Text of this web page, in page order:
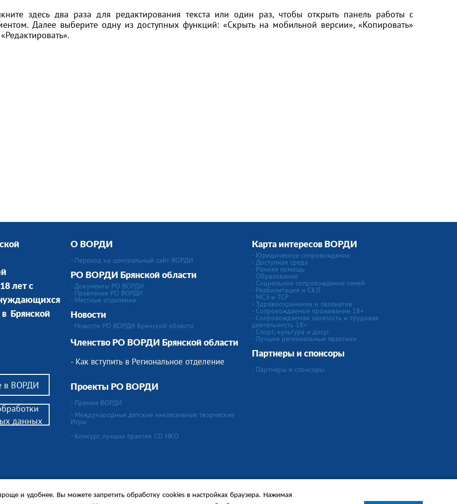
здесь два раза для редактирования текста или один раз, чтобы открыть панель работы с
Далее выберите одну из доступных функций: «Скрыть на мобильной версии», «Копировать»
лет с
в Брянской
в ВОРДИ
в сопровождении.
О ВОРДИ
- Переход на центральный сайт ВОРДИ
РО ВОРДИ Брянской области
- Документы РО ВОРДИ
- Правление РО ВОРДИ
- Местные отделения
Новости
- Новости РО ВОРДИ Брянской области
Членство РО ВОРДИ Брянской области
- Как вступить в Региональное отделение
Проекты РО ВОРДИ
- Премия ВОРДИ
- Международные детские инклюзивные творческие
Игры
- Конкурс лучших практик СО НКО
Карта интересов ВОРДИ
- Юридическое сопровождение
- Доступная среда
- Ранняя помощь
- Образование
- Социальное сопровождение семей
- Реабилитация и СКЛ
- МСЭ и ТСР
- Здравоохранение и паллиатив
- Сопровождаемое проживание 18+
- Сопровождаемая занятость и трудовая
деятельность 18+
- Спорт, культура и досуг
- Лучшие региональные практики
Партнеры и спонсоры
- Партнеры и спонсоры
данных
и удобнее. Вы можете запретить обработку сookies в настройках браузера. Нажимая